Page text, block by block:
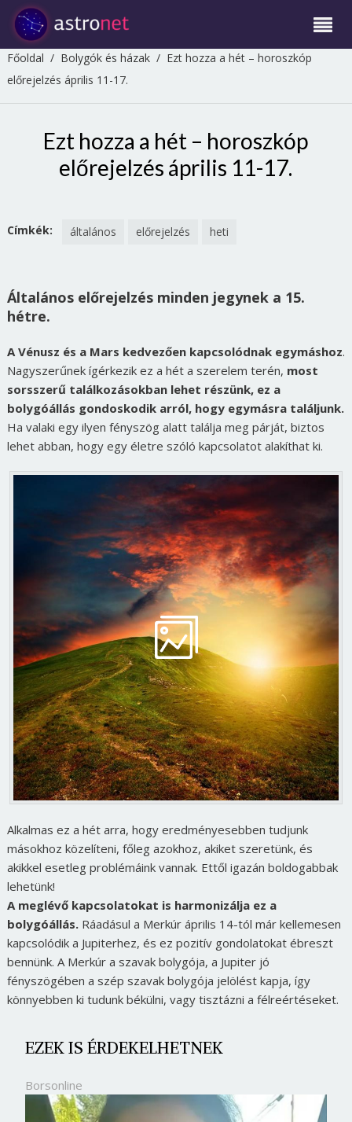
Főoldal / Bolygók és házak/ Ezt hozza a hét – horoszkóp
előrejelzés április 11-17.
Ezt hozza a hét – horoszkóp
előrejelzés április 11-17.
Címkék: általános előrejelzés heti
Általános előrejelzés minden jegynek a 15.
hétre.
A Vénusz és a Mars kedvezően kapcsolódnak egymáshoz.
Nagyszerűnek ígérkezik ez a hét a szerelem terén, most
sorsszerű találkozásokban lehet részünk, ez a
bolygóállás gondoskodik arról, hogy egymásra találjunk.
Ha valaki egy ilyen fényszög alatt találja meg párját, biztos
lehet abban, hogy egy életre szóló kapcsolatot alakíthat ki.
Alkalmas ez a hét arra, hogy eredményesebben tudjunk
másokhoz közelíteni, főleg azokhoz, akiket szeretünk, és
akikkel esetleg problémáink vannak. Ettől igazán boldogabbak
lehetünk!
A meglévő kapcsolatokat is harmonizálja ez a
bolygóállás.Ráadásul a Merkúr április 14-tól már kellemesen
kapcsolódik a Jupiterhez, és ez pozitív gondolatokat ébreszt
bennünk. A Merkúr a szavak bolygója, a Jupiter jó
fényszögében a szép szavak bolygója jelölést kapja, így
könnyebben ki tudunk békülni, vagy tisztázni a félreértéseket.
EZEK IS ÉRDEKELHETNEK
Borsonline